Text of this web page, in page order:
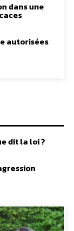
dans une
autorisées
dit la loi ?